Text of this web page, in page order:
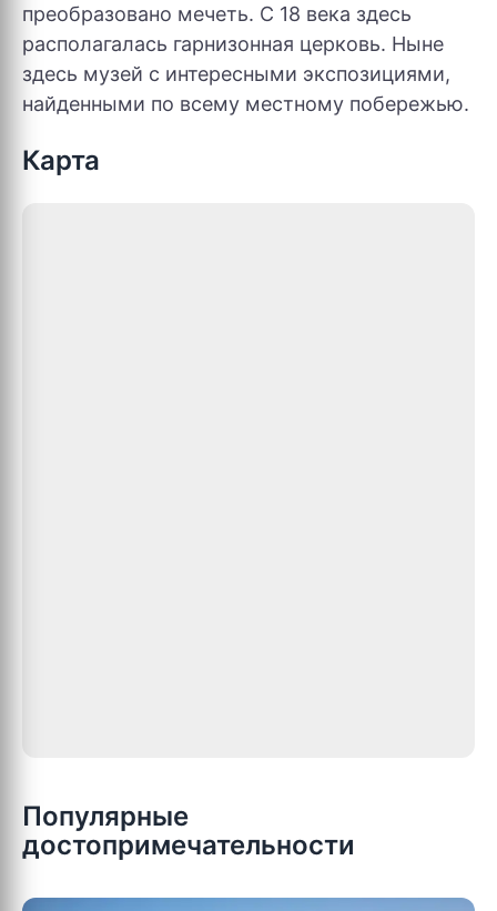
преобразовано мечеть. С 18 века здесь
располагалась гарнизонная церковь. Ныне
здесь музей с интересными экспозициями,
найденными по всему местному побережью.
Карта
Популярные
достопримечательности